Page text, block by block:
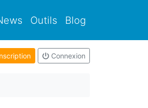
Outils Blog
Connexion